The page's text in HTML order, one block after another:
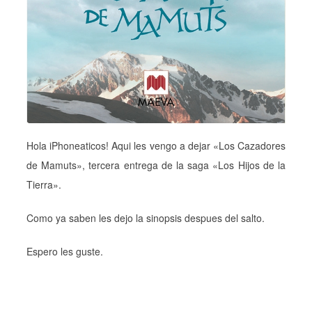
Hola iPhoneaticos! Aqui les vengo a dejar «Los Cazadores
de Mamuts», tercera entrega de la saga «Los Hijos de la
Tierra».
Como ya saben les dejo la sinopsis despues del salto.
Espero les guste.